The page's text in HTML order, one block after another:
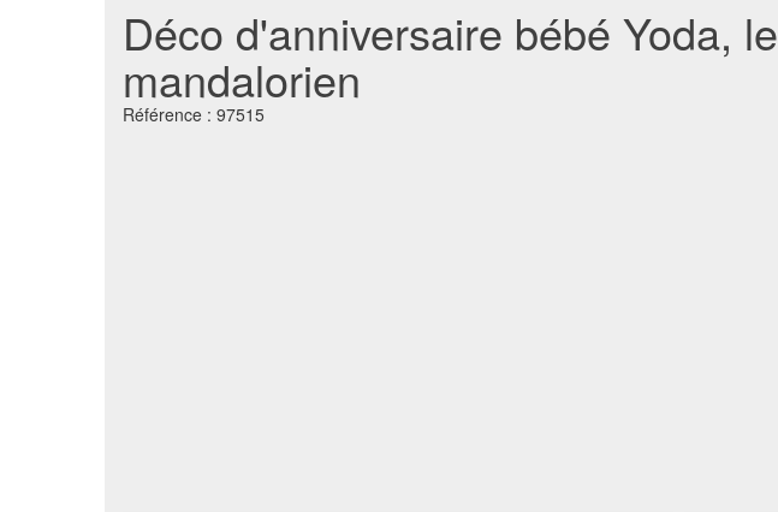
Déco d'anniversaire bébé Yoda, le
mandalorien
Référence : 97515